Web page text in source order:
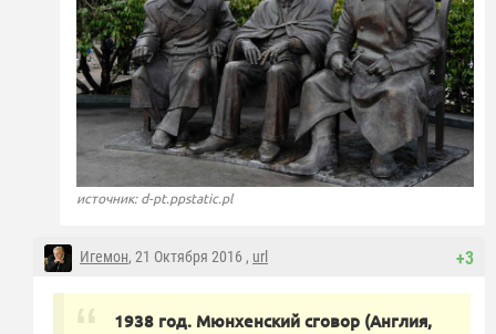
источник: d-pt.ppstatic.pl
+3
Игемон, 21 Октября 2016 , url
1938 год. Мюнхенский сговор (Англия,